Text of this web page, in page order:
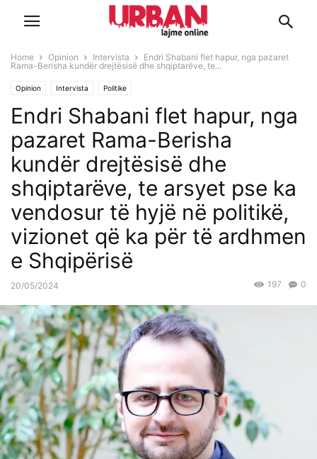
Home Opinion Intervista
Endri Shabani flet hapur, nga pazaret
Rama-Berisha kundër drejtësisë dhe shqiptarëve, te...
Opinion Intervista Politike
Endri Shabani flet hapur, nga
pazaret Rama-Berisha
kundër drejtësisë dhe
shqiptarëve, te arsyet pse ka
vendosur të hyjë në politikë,
vizionet që ka për të ardhmen
e Shqipërisë
20/05/2024 0
197